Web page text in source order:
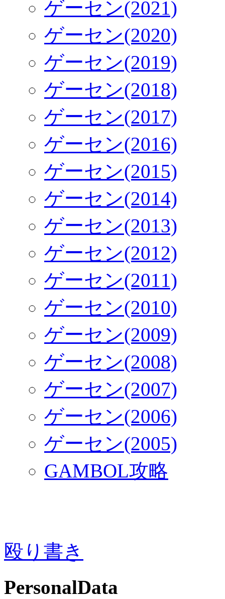
ゲーセン(2021)
ゲーセン(2020)
ゲーセン(2019)
ゲーセン(2018)
ゲーセン(2017)
ゲーセン(2016)
ゲーセン(2015)
ゲーセン(2014)
ゲーセン(2013)
ゲーセン(2012)
ゲーセン(2011)
ゲーセン(2010)
ゲーセン(2009)
ゲーセン(2008)
ゲーセン(2007)
ゲーセン(2006)
ゲーセン(2005)
GAMBOL攻略
殴り書き
PersonalData